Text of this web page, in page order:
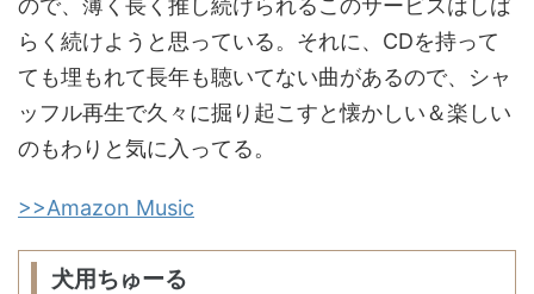
ので、薄く長く推し続けられるこのサービスはしば
らく続けようと思っている。それに、CDを持って
ても埋もれて長年も聴いてない曲があるので、シャ
ッフル再生で久々に掘り起こすと懐かしい＆楽しい
のもわりと気に入ってる。
>>Amazon Music
犬用ちゅーる